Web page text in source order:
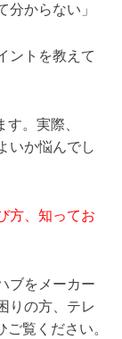
分からない」
ントを教えて
。実際、
いか悩んでし
方、知ってお
ブをメーカー
りの方、テレ
覧ください。